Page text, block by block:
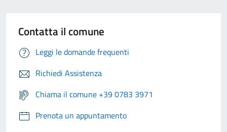
Contatta il comune
Leggi le domande frequenti
Richiedi Assistenza
Chiama il comune +39 0783 3971
Prenota un appuntamento